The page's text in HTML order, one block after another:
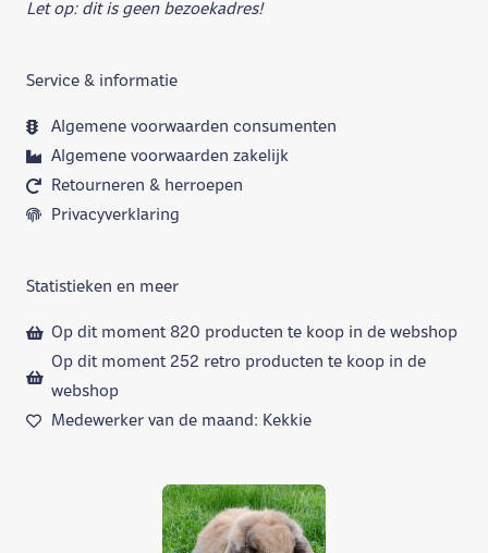
Let op: dit is geen bezoekadres!
Service & informatie
Algemene voorwaarden consumenten
Algemene voorwaarden zakelijk
Retourneren & herroepen
Privacyverklaring
Statistieken en meer
Op dit moment 820 producten te koop in de webshop
Op dit moment 252 retro producten te koop in de
webshop
Medewerker van de maand: Kekkie